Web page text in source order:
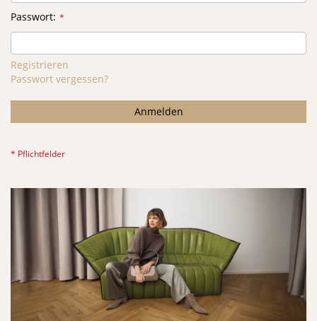
Passwort
Registrieren
Passwort vergessen?
Anmelden